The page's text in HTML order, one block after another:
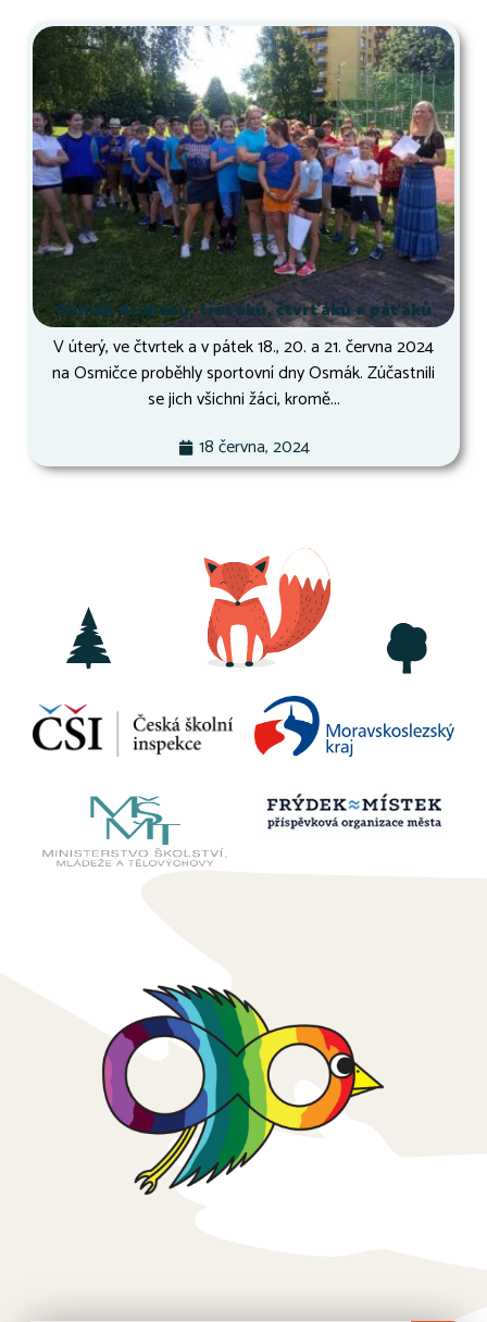
Osmák druháků, třeťáků, čtvrťáků a páťáků
V úterý, ve čtvrtek a v pátek 18., 20. a 21. června 2024
na Osmičce proběhly sportovní dny Osmák. Zúčastnili
se jich všichni žáci, kromě...
18 června, 2024